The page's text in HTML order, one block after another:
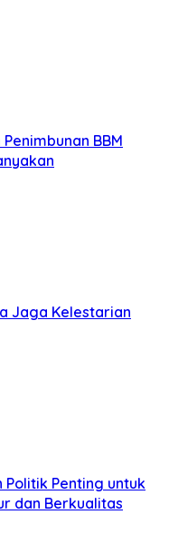
BBM
Jaga Kelestarian
Politik Penting untuk
dan Berkualitas